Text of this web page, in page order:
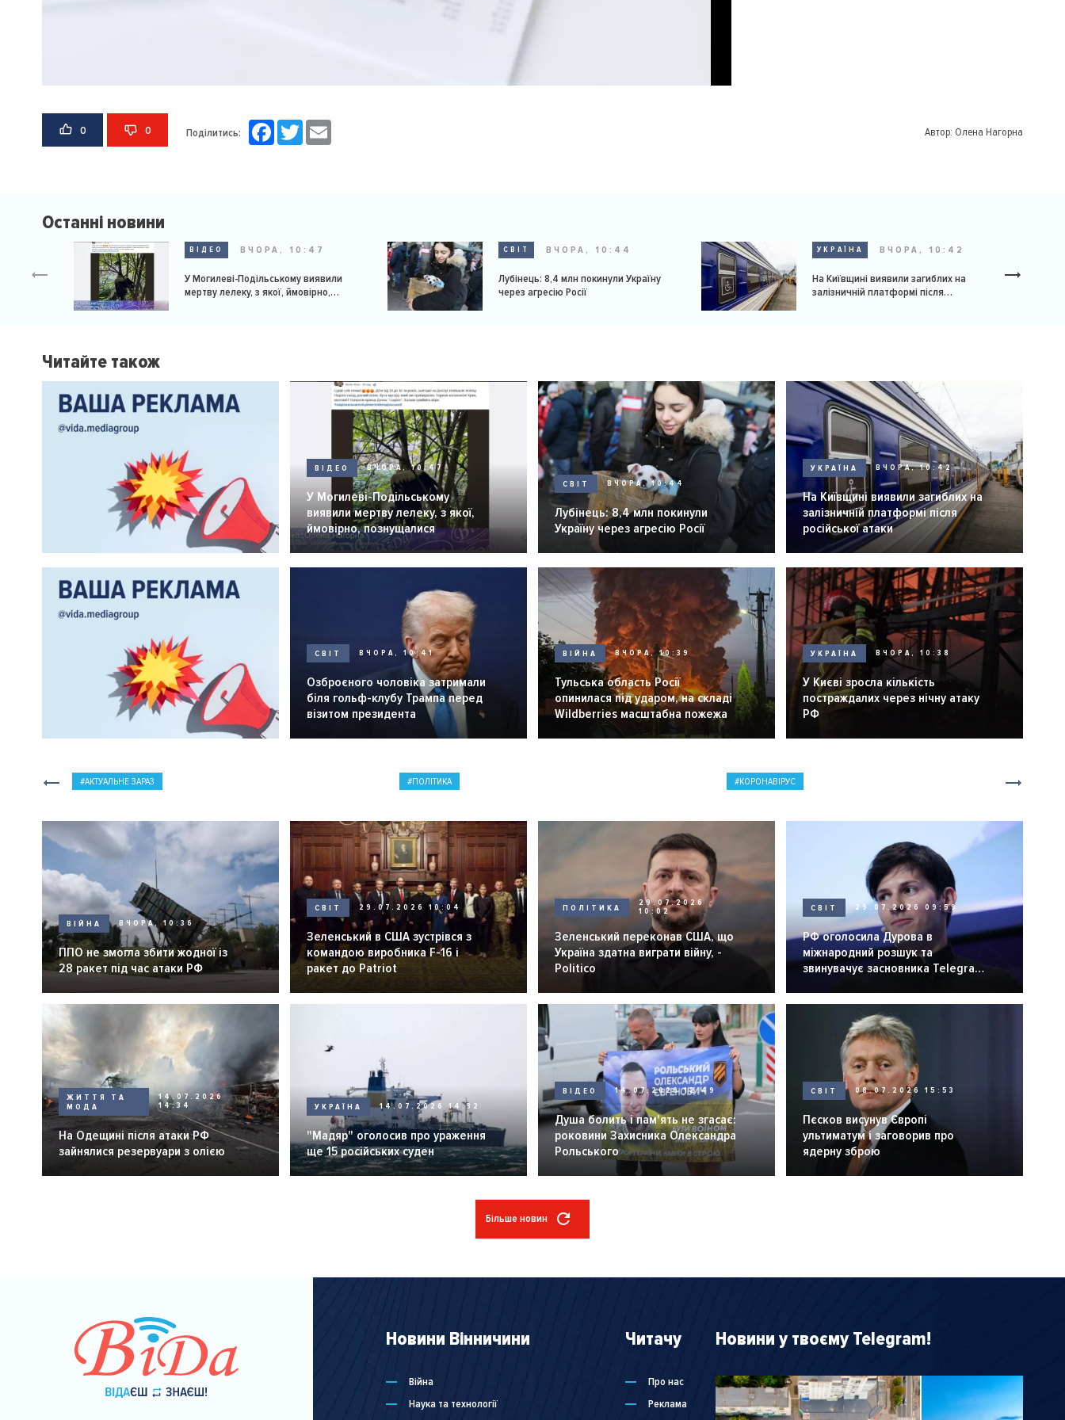
0 0 Поділитись: FacebookTwitter Автор: Олена Нагорна
Останні новини
ВІДЕО ВЧОРА, 10:47
У Могилеві-Подільському виявили
мертву лелеку, з якої, ймовірно,
СВІТ ВЧОРА, 10:44
Лубінець: 8,4 млн покинули Україну
через агресію Росії
УКРАЇНА ВЧОРА, 10:42
На Київщині виявили загиблих на
залізничній платформі після
Читайте також
ВІДЕО ВЧОРА, 10:47
У Могилеві-Подільському
виявили мертву лелеку, з якої,
ймовірно, познущалися
СВІТ ВЧОРА, 10:44
Лубінець: 8,4 млн покинули
Україну через агресію Росії
УКРАЇНА ВЧОРА, 10:42
На Київщині виявили загиблих на
залізничній платформі після
російської атаки
СВІТ ВЧОРА, 10:41
Озброєного чоловіка затримали
біля гольф-клубу Трампа перед
візитом президента
ВІЙНА ВЧОРА, 10:39
Тульська область Росії
опинилася під ударом, на складі
Wildberries масштабна пожежа
УКРАЇНА ВЧОРА, 10:38
У Києві зросла кількість
постраждалих через нічну атаку
РФ
АКТУАЛЬНЕ ЗАРАЗ ПОЛІТИКА КОРОНАВІРУС
ВІЙНА ВЧОРА, 10:36
ППО не змогла збити жодної із
28 ракет під час атаки РФ
СВІТ 29.07.2026 10:04
Зеленський в США зустрівся з
командою виробника F-16 і
ракет до Patriot
ПОЛІТИКА
29.07.2026
10:02
Зеленський переконав США, що
Україна здатна виграти війну, -
Politico
СВІТ 29.07.2026 09:59
РФ оголосила Дурова в
міжнародний розшук та
звинувачує засновника Telegram
ЖИТТЯ ТА
МОДА
14.07.2026
14:34
На Одещині після атаки РФ
зайнялися резервуари з олією
УКРАЇНА 14.07.2026 14:32
"Мадяр" оголосив про ураження
ще 15 російських суден
ВІДЕО 14.07.2026 12:49
Душа болить і пам'ять не згасає:
роковини Захисника Олександра
Рольського
СВІТ 08.07.2026 15:53
Пєсков висунув Європі
ультиматум і заговорив про
ядерну зброю
Більше новин
Новини Вінничини
Війна
Наука та технології
Читачу
Про нас
Реклама
Новини у твоєму Telegram!